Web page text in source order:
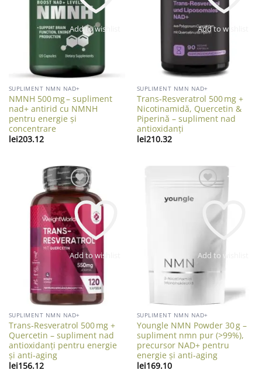
Add to wishlist
SUPLIMENT NMN NAD+
NMNH 500 mg – supliment
nad+ antirid cu NMNH
pentru energie și
concentrare
lei203.12
Add to wishlist
SUPLIMENT NMN NAD+
Trans‑Resveratrol 500 mg +
Nicotinamidă, Quercetin &
Piperină – supliment nad
antioxidanți
lei210.32
Add to wishlist
SUPLIMENT NMN NAD+
Trans‑Resveratrol 500 mg +
Quercetin – supliment nad
antioxidanți pentru energie
și anti-aging
lei156.12
Add to wishlist
SUPLIMENT NMN NAD+
Youngle NMN Powder 30 g –
supliment nmn pur (>99%),
precursor NAD+ pentru
energie și anti-aging
lei169.10